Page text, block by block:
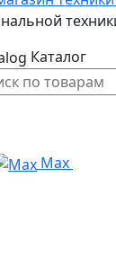
Каталог
Max